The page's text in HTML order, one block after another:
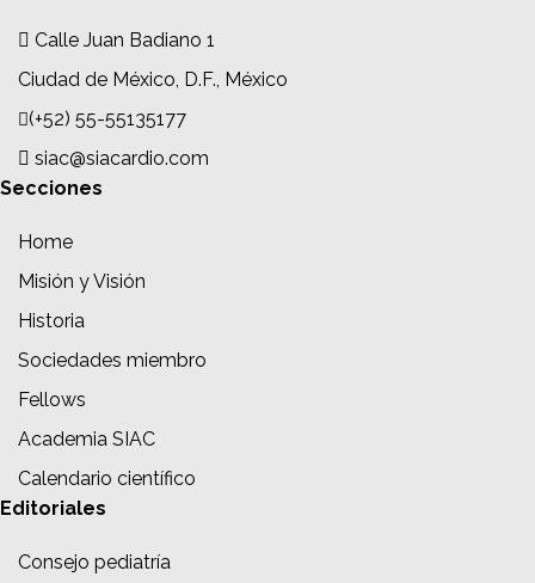
Calle Juan Badiano 1
Ciudad de México, D.F., México
(+52) 55-55135177
siac@siacardio.com
Secciones
Home
Misión y Visión
Historia
Sociedades miembro
Fellows
Academia SIAC
Calendario científico
Editoriales
Consejo pediatría